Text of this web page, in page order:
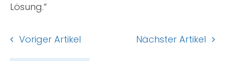
Lösung.“
Voriger Artikel Nächster Artikel